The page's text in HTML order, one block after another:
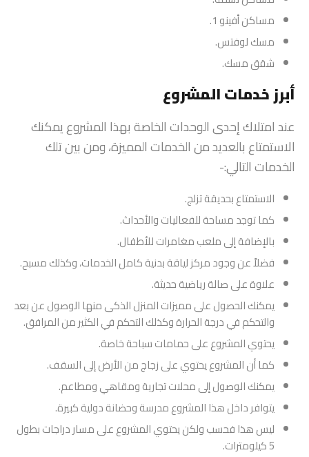
مساكن أفينو 1.
مسك لوفتس.
شقق مسك.
أبرز خدمات المشروع
عند امتلاك إحدى الوحدات الخاصة بهذا المشروع يمكنك
الاستمتاع بالعديد من الخدمات المميزة، ومن بين تلك
الخدمات التالي:-
الاستمتاع بحديقة تزلج.
كما توجد مساحة للفعاليات والأحداث.
بالإضافة إلى ملعب مغامرات للأطفال.
فضلاً عن وجود مركز لياقة بدنية كامل الخدمات، وكذلك مسبح.
علاوة على صالة رياضية حديثة.
يمكنك الحصول على مميزات المنزل الذكى منها الوصول عن بعد
والتحكم في درجة الحرارة وكذلك التحكم في الكثير من المرافق.
يحتوي المشروع على حمامات سباحة خاصة.
كما أن المشروع يحتوي على زجاج من الأرض إلى السقف.
يمكنك الوصول إلى محلات تجارية ومقاهي ومطاعم.
يتوافر داخل هذا المشروع مدرسة وحضانة دولية كبيرة.
ليس هذا فحسب ولكن يحتوي المشروع على مسار دراجات بطول
5 كيلومترات.